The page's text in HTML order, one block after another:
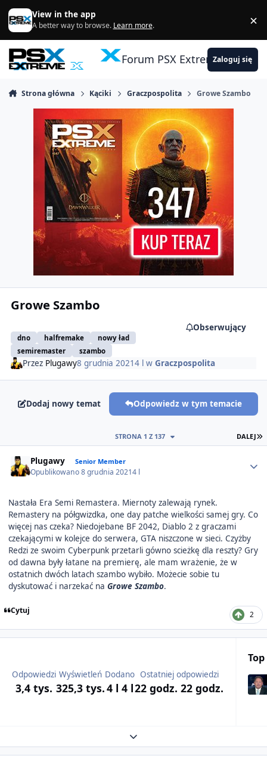
Skocz do zawartości
View in the app
A better way to browse. Learn more. ×
Forum PSX ExtremeZaloguj się
Strona główna Kąciki Graczpospolita Growe Szambo
Growe Szambo
dno halfremake
nowy ład
semiremaster
szambo
Obserwujący
Przez Plugawy8 grudnia 20214 l w Graczpospolita
Dodaj nowy temat Odpowiedz w tym temacie
DALEJ
STRONA 1 Z 137
Plugawy Senior Member
Opublikowano8 grudnia 20214 l
Nastała Era Semi Remastera. Miernoty zalewają rynek.
Remastery na półgwizdka, one day patche wielkości samej gry. Co
więcej nas czeka? Niedojebane BF 2042, Diablo 2 z graczami
czekającymi w kolejce do serwera, GTA niszczone w sieci. Czyżby
Redzi ze swoim Cyberpunk przetarli gówno scieżkę dla reszty? Gry
od dawna były łatane na premierę, ale mam wrażenie, że w
ostatnich dwóch latach szambo wybiło. Możecie sobie tu
dyskutować i narzekać na Growe Szambo.
Cytuj 2
Odpowiedzi
3,4 tys.
Wyświetleń
325,3 tys.
Dodano
4 l 4 l
Ostatniej odpowiedzi
22 godz.22 godz.
Expand topic overview